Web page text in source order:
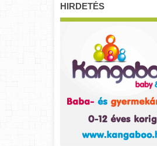
HIRDETÉS